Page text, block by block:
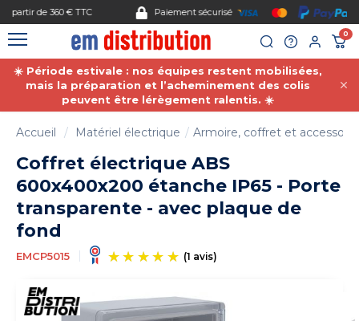
Paiement sécurisé
0
☀️ Période estivale : nos équipes restent mobilisées,
mais la préparation et l’acheminement des colis
peuvent être lérègement ralentis. ☀️
Accueil Matériel électrique Armoire, coffret et
Coffret électrique ABS
600x400x200 étanche IP65 - Porte
transparente - avec plaque de
fond
EMCP5015
(1 avis)
Gestion des cookies